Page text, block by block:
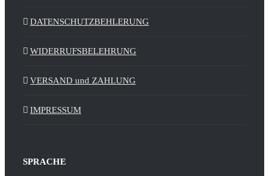
DATENSCHUTZBEHLERUNG
WIDERRUFSBELEHRUNG
VERSAND und ZAHLUNG
IMPRESSUM
SPRACHE